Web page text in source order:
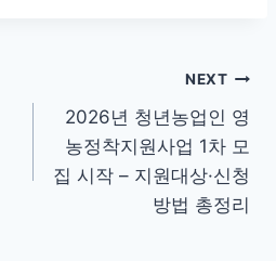
NEXT
2026년 청년농업인 영
농정착지원사업 1차 모
집 시작 – 지원대상·신청
방법 총정리